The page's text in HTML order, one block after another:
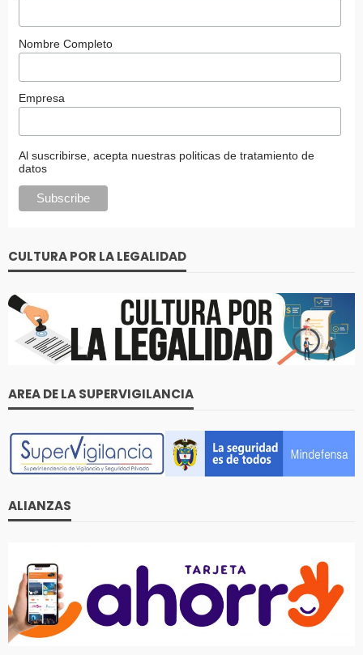
Nombre Completo
Empresa
Al suscribirse, acepta nuestras politicas de tratamiento de
datos
CULTURA POR LA LEGALIDAD
AREA DE LA SUPERVIGILANCIA
ALIANZAS